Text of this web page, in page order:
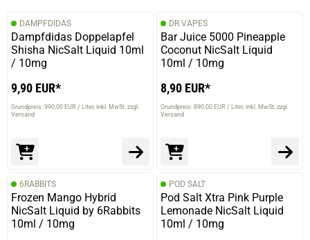
DAMPFDIDAS
Dampfdidas Doppelapfel
Shisha NicSalt Liquid 10ml
/ 10mg
9,90 EUR*
Grundpreis: 990,00 EUR / Liter inkl. MwSt. zzgl.
Versand
DR.VAPES
Bar Juice 5000 Pineapple
Coconut NicSalt Liquid
10ml / 10mg
8,90 EUR*
Grundpreis: 890,00 EUR / Liter inkl. MwSt. zzgl.
Versand
6RABBITS
Frozen Mango Hybrid
NicSalt Liquid by 6Rabbits
10ml / 10mg
POD SALT
Pod Salt Xtra Pink Purple
Lemonade NicSalt Liquid
10ml / 10mg